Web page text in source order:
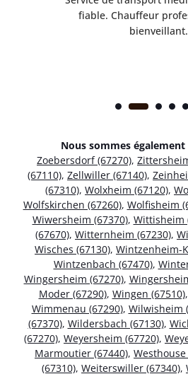
fiable. Chauffeur
bienveillant.
Nous sommes
Zoebersdorf (67270),
(67110), Zellwiller (67140),
(67310), Wolxheim (67120),
Wolfskirchen (67260), Wolfisheim
Wiwersheim (67370), Wittisheim
(67670), Witternheim (67230),
Wisches (67130), Wintzenheim-
Wintzenbach (67470),
Wingersheim (67270),
Moder (67290), Wingen (67510),
Wimmenau (67290), Wilwisheim
(67370), Wildersbach (67130),
(67270), Weyersheim (67720),
Marmoutier (67440), Westhouse
(67310), Weiterswiller (67340),